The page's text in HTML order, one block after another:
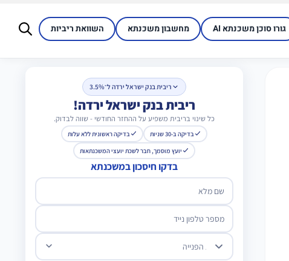
גורו סוכן משכנתא AI מחשבון משכנתא השוואת ריביות
ריבית בנק ישראל ירדה ל־3.5%
ריבית בנק ישראל ירדה!
כל שינוי בריבית משפיע על ההחזר החודשי - שווה לבדוק.
בדיקה ב-30 שניות
בדיקה ראשונית ללא עלות
יועץ מוסמך, חבר לשכת יועצי המשכנתאות
בדקו חיסכון במשכנתא
שם מלא
מספר טלפון נייד
מטרת הפנייה